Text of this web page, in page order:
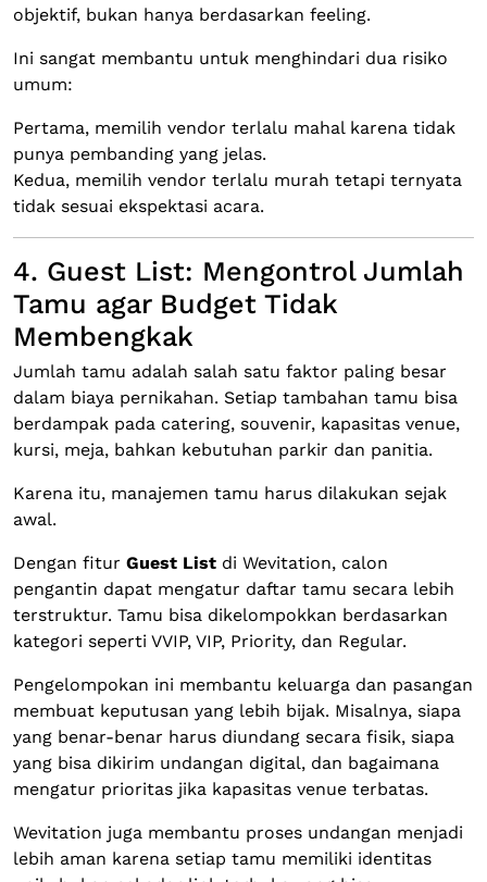
objektif, bukan hanya berdasarkan feeling.
Ini sangat membantu untuk menghindari dua risiko
umum:
Pertama, memilih vendor terlalu mahal karena tidak
punya pembanding yang jelas.
Kedua, memilih vendor terlalu murah tetapi ternyata
tidak sesuai ekspektasi acara.
4. Guest List: Mengontrol Jumlah
Tamu agar Budget Tidak
Membengkak
Jumlah tamu adalah salah satu faktor paling besar
dalam biaya pernikahan. Setiap tambahan tamu bisa
berdampak pada catering, souvenir, kapasitas venue,
kursi, meja, bahkan kebutuhan parkir dan panitia.
Karena itu, manajemen tamu harus dilakukan sejak
awal.
Dengan fitur Guest List di Wevitation, calon
pengantin dapat mengatur daftar tamu secara lebih
terstruktur. Tamu bisa dikelompokkan berdasarkan
kategori seperti VVIP, VIP, Priority, dan Regular.
Pengelompokan ini membantu keluarga dan pasangan
membuat keputusan yang lebih bijak. Misalnya, siapa
yang benar-benar harus diundang secara fisik, siapa
yang bisa dikirim undangan digital, dan bagaimana
mengatur prioritas jika kapasitas venue terbatas.
Wevitation juga membantu proses undangan menjadi
lebih aman karena setiap tamu memiliki identitas